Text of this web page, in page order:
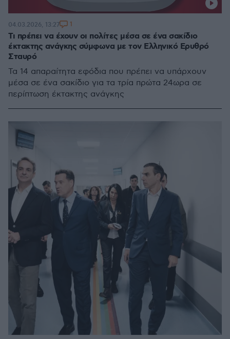
Τι πρέπει να έχουν οι πολίτες μέσα σε ένα σακίδιο
έκτακτης ανάγκης σύμφωνα με τον Ελληνικό Ερυθρό
Σταυρό
Τα 14 απαραίτητα εφόδια που πρέπει να υπάρχουν
μέσα σε ένα σακίδιο για τα τρία πρώτα 24ωρα σε
περίπτωση έκτακτης ανάγκης
04.03.2026, 13:27 1